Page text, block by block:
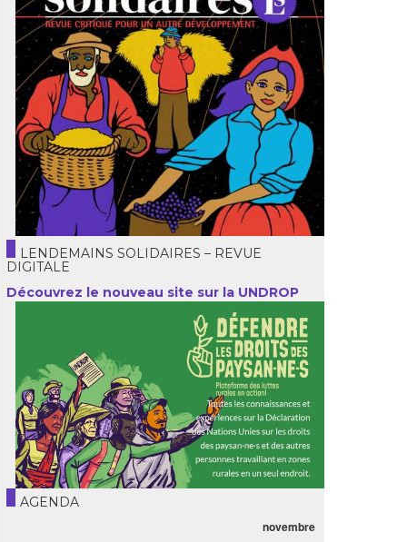
LENDEMAINS SOLIDAIRES – REVUE
DIGITALE
Découvrez le nouveau site sur la UNDROP
AGENDA
novembre